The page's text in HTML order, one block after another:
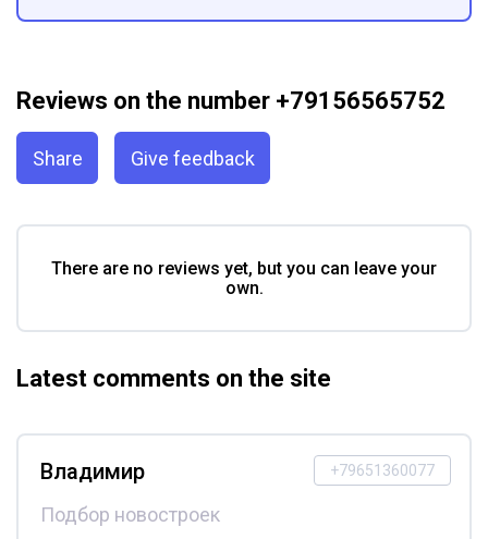
Reviews on the number +79156565752
Share Give feedback
There are no reviews yet, but you can leave your
own.
Latest comments on the site
+79651360077
Владимир
Подбор новостроек